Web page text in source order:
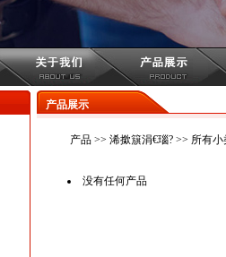
产品展示
产品>> 浠撳簱涓€瑙?>> 所有小
没有任何产品